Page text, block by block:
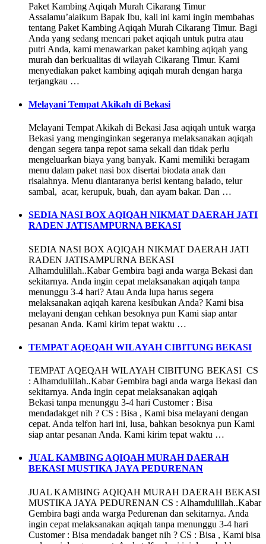
Paket Kambing Aqiqah Murah Cikarang Timur
Assalamu’alaikum Bapak Ibu, kali ini kami ingin membahas
tentang Paket Kambing Aqiqah Murah Cikarang Timur. Bagi
Anda yang sedang mencari paket aqiqah untuk putra atau
putri Anda, kami menawarkan paket kambing aqiqah yang
murah dan berkualitas di wilayah Cikarang Timur. Kami
menyediakan paket kambing aqiqah murah dengan harga
terjangkau …
Melayani Tempat Akikah di Bekasi
Melayani Tempat Akikah di Bekasi Jasa aqiqah untuk warga
Bekasi yang menginginkan segeranya melaksanakan aqiqah
dengan segera tanpa repot sama sekali dan tidak perlu
mengeluarkan biaya yang banyak. Kami memiliki beragam
menu dalam paket nasi box disertai biodata anak dan
risalahnya. Menu diantaranya berisi kentang balado, telur
sambal, acar, kerupuk, buah, dan ayam bakar. Dan …
SEDIA NASI BOX AQIQAH NIKMAT DAERAH JATI
RADEN JATISAMPURNA BEKASI
SEDIA NASI BOX AQIQAH NIKMAT DAERAH JATI
RADEN JATISAMPURNA BEKASI
Alhamdulillah..Kabar Gembira bagi anda warga Bekasi dan
sekitarnya. Anda ingin cepat melaksanakan aqiqah tanpa
menunggu 3-4 hari? Atau Anda lupa harus segera
melaksanakan aqiqah karena kesibukan Anda? Kami bisa
melayani dengan cehkan besoknya pun Kami siap antar
pesanan Anda. Kami kirim tepat waktu …
TEMPAT AQEQAH WILAYAH CIBITUNG BEKASI
TEMPAT AQEQAH WILAYAH CIBITUNG BEKASI CS
: Alhamdulillah..Kabar Gembira bagi anda warga Bekasi dan
sekitarnya. Anda ingin cepat melaksanakan aqiqah
Bekasi tanpa menunggu 3-4 hari Customer : Bisa
mendadakget nih ? CS : Bisa , Kami bisa melayani dengan
cepat. Anda telfon hari ini, lusa, bahkan besoknya pun Kami
siap antar pesanan Anda. Kami kirim tepat waktu …
JUAL KAMBING AQIQAH MURAH DAERAH
BEKASI MUSTIKA JAYA PEDURENAN
JUAL KAMBING AQIQAH MURAH DAERAH BEKASI
MUSTIKA JAYA PEDURENAN CS : Alhamdulillah..Kabar
Gembira bagi anda warga Pedurenan dan sekitarnya. Anda
ingin cepat melaksanakan aqiqah tanpa menunggu 3-4 hari
Customer : Bisa mendadak banget nih ? CS : Bisa , Kami bisa